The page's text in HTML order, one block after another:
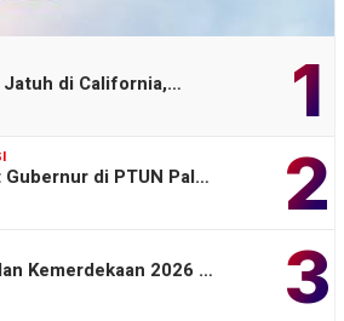
1
di California,…
2
di PTUN Pal…
3
Kemerdekaan 2026 …